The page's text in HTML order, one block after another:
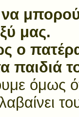
μας.
ο
παιδιά
όμως